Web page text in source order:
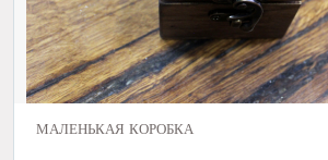
МАЛЕНЬКАЯ КОРОБКА